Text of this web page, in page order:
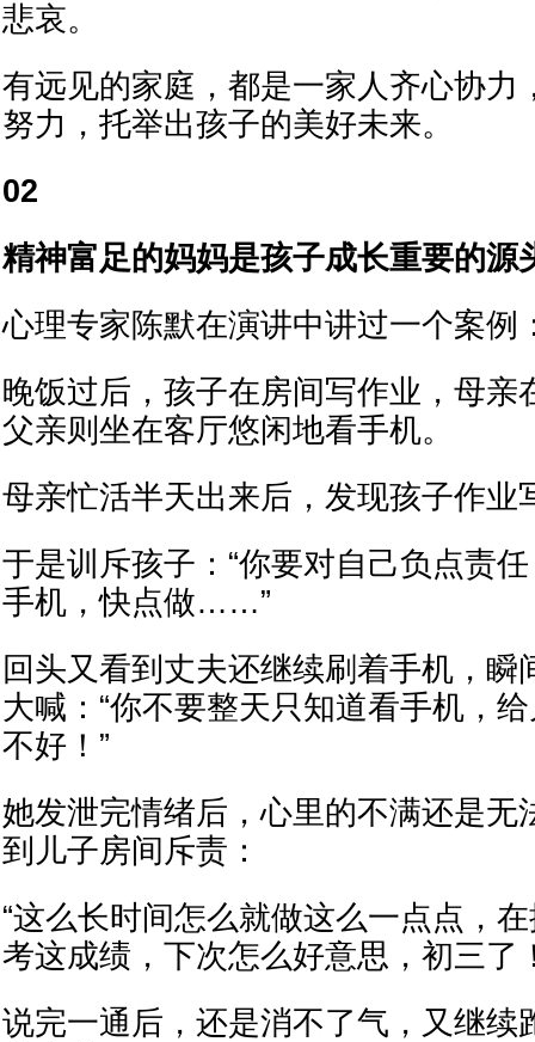
悲哀。
有远见的家庭，都是一家人齐心协力
努力，托举出孩子的美好未来。
02
精神富足的妈妈是孩子成长重要的源
心理专家陈默在演讲中讲过一个案例
晚饭过后，孩子在房间写作业，母亲
父亲则坐在客厅悠闲地看手机。
母亲忙活半天出来后，发现孩子作业
于是训斥孩子：“你要对自己负点责
手机，快点做……”
回头又看到丈夫还继续刷着手机，瞬
大喊：“你不要整天只知道看手机，
不好！”
她发泄完情绪后，心里的不满还是无
到儿子房间斥责：
“这么长时间怎么就做这么一点点，
考这成绩，下次怎么好意思，初三了
说完一通后，还是消不了气，又继续